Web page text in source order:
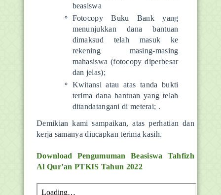
beasiswa
Fotocopy Buku Bank yang
menunjukkan dana bantuan
dimaksud telah masuk ke
rekening masing-masing
mahasiswa (fotocopy diperbesar
dan jelas);
Kwitansi atau atas tanda bukti
terima dana bantuan yang telah
ditandatangani di meterai; .
Demikian kami sampaikan, atas perhatian dan
kerja samanya diucapkan terima kasih.
Download Pengumuman Beasiswa Tahfizh
Al Qur’an PTKIS Tahun 2022